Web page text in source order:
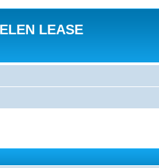
LEASE